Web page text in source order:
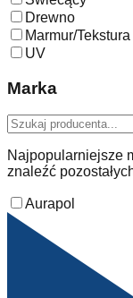
Drewno
Marmur/Tekstura
UV
Marka
Najpopularniejsze
znaleźć
Aurapol